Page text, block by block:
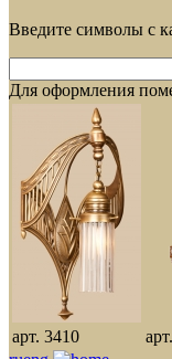
Введите символы с
Для оформления
арт. 3410